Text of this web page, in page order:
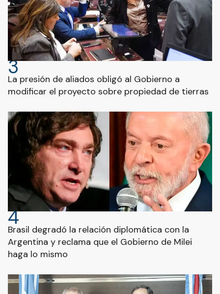
3
La presión de aliados obligó al Gobierno a
modificar el proyecto sobre propiedad de tierras
4
Brasil degradó la relación diplomática con la
Argentina y reclama que el Gobierno de Milei
haga lo mismo